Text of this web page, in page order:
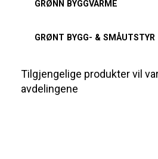
GRØNN BYGGVARME
GRØNT BYGG- & SMÅUTSTYR
Tilgjengelige produkter vil
avdelingene